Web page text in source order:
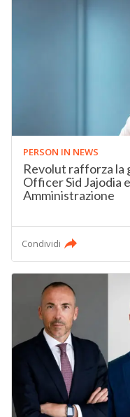
PERSON IN NEWS
Revolut rafforza la
Officer Sid Jajodia
Amministrazione
Condividi